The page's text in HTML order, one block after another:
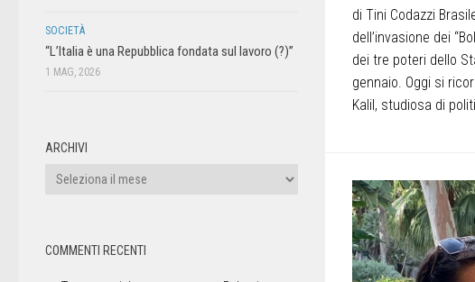
di Tini Codazzi
dell’invasione dei
dei tre poteri dello
gennaio. Oggi si
Kalil, studiosa di
SOCIETÀ
“L’Italia è una Repubblica fondata sul lavoro (?)”
1 MAG, 2026
ARCHIVI
COMMENTI RECENTI